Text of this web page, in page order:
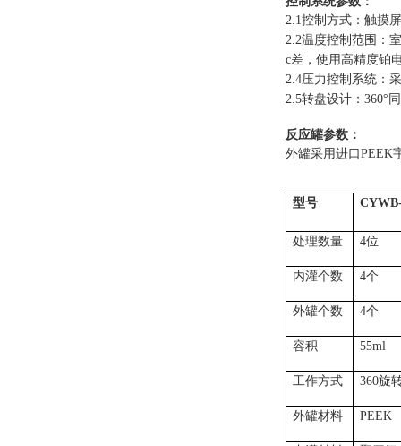
2.1控制方式：触摸
2.2温度控制范围：
c差，使用高精度铂
2.4压力控制系统：
2.5转盘设计：360°
反应罐参数：
外罐采用进口 PEEK
型号
处理数量 4位
内灌个数 4个
外罐个数 4个
容积 55ml
工作方式 360旋
外罐材料 PEEK